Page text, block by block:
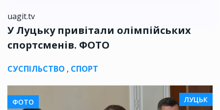
uagit.tv
У Луцьку привітали олімпійських
спортсменів. ФОТО
СУСПІЛЬСТВО , СПОРТ
ФОТО ЛУЦЬК